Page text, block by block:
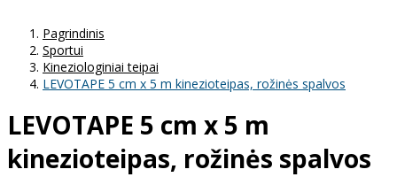
Pagrindinis
Sportui
Kineziologiniai teipai
LEVOTAPE 5 cm x 5 m kinezioteipas, rožinės spalvos
LEVOTAPE 5 cm x 5 m
kinezioteipas, rožinės spalvos